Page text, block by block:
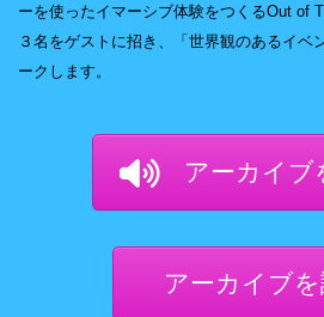
ーを使ったイマーシブ体験をつくるOut of
３名をゲストに招き、「世界観のあるイベ
ークします。
アーカイブ
アーカイブ